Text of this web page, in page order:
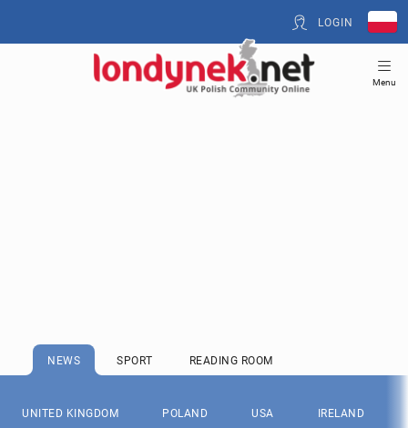
LOGIN
Menu
NEWS SPORT READING ROOM
UNITED KINGDOM POLAND USA IRELAND